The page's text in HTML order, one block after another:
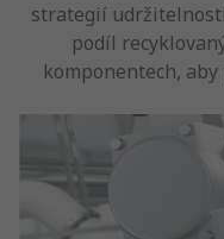
strategií
podíl
komponentech,